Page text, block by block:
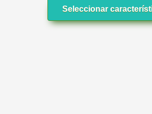
Seleccionar